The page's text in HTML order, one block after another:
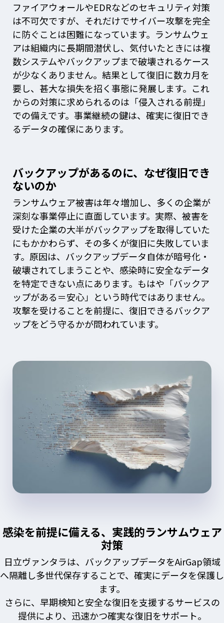
ファイアウォールやEDRなどのセキュリティ対策
は不可欠ですが、それだけでサイバー攻撃を完全
に防ぐことは困難になっています。ランサムウェ
アは組織内に長期間潜伏し、気付いたときには複
数システムやバックアップまで破壊されるケース
が少なくありません。結果として復旧に数カ月を
要し、甚大な損失を招く事態に発展します。これ
からの対策に求められるのは「侵入される前提」
での備えです。事業継続の鍵は、確実に復旧でき
るデータの確保にあります。
バックアップがあるのに、なぜ復旧でき
ないのか
ランサムウェア被害は年々増加し、多くの企業が
深刻な事業停止に直面しています。実際、被害を
受けた企業の大半がバックアップを取得していた
にもかかわらず、その多くが復旧に失敗していま
す。原因は、バックアップデータ自体が暗号化・
破壊されてしまうことや、感染時に安全なデータ
を特定できない点にあります。もはや「バックア
ップがある＝安心」という時代ではありません。
攻撃を受けることを前提に、復旧できるバックア
ップをどう守るかが問われています。
感染を前提に備える、実践的ランサムウェア
対策
日立ヴァンタラは、バックアップデータをAirGap領域
へ隔離し多世代保存することで、確実にデータを保護し
ます。
さらに、早期検知と安全な復旧を支援するサービスの
提供により、迅速かつ確実な復旧をサポート。